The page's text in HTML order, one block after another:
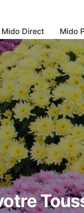
Mido Direct Mido